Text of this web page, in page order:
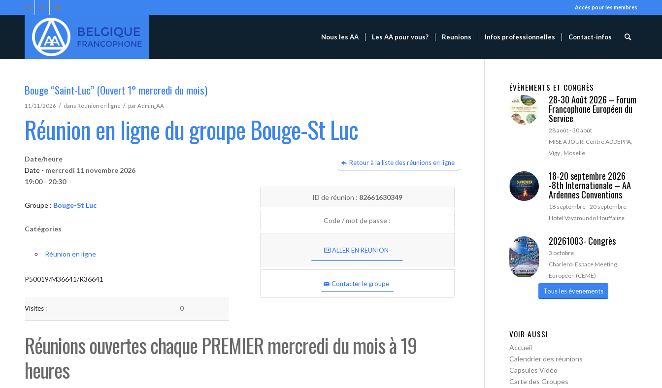
Accès pour les membres
Nous les AA Les AA pour vous? Reunions Infos professionnelles Contact-infos
Bouge “Saint-Luc” (Ouvert 1° mercredi du mois)
11/11/2026 / dans Réunion en ligne / parAdmin_AA
Réunion en ligne du groupe Bouge-St Luc
Retour à la liste des réunions en ligne
Date/heure
Date - mercredi 11 novembre 2026
19:00 - 20:30
Groupe : Bouge-St Luc
Catégories
Réunion en ligne
P50019/M36641/R36641
Visites : 0
ID de réunion : 82661630349
Code / mot de passe :
ALLER EN REUNION
Contacter le groupe
Réunions ouvertes chaque PREMIER mercredi du mois à 19
heures
ÉVÈNEMENTS ET CONGRÈS
28-30 Août 2026 – Forum
Francophone Européen du
Service
28 août-30 août
MISE A JOUR: Centre ADDEPPA,
Vigy , Moselle
18-20 septembre 2026
-8th Internationale – AA
Ardennes Conventions
18 septembre-20 septembre
Hotel Vayamundo Houffalize
20261003- Congrès
3 octobre
Charleroi Espace Meeting
Européen (CEME)
Tous les évenements
VOIR AUSSI
Accueil
Calendrier des réunions
Capsules Vidéo
Carte des Groupes